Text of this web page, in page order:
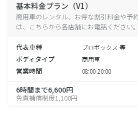
基本料金プラン（V1）
商用車のレンタル、お得な割引料金や予
は、こちらから各店舗にお電話ください。
代表車種 プロボックス 等
ボディタイプ 商用車
営業時間 08:00-20:00
6時間まで6,600円
免責補償制度1,100円